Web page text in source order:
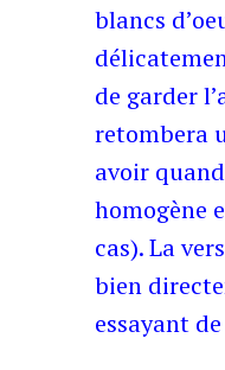
blancs
de garder
retombera
avoir
homogène
cas). La
bien
essayant